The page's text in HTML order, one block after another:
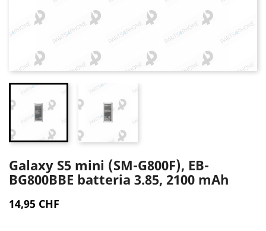
Galaxy S5 mini (SM-G800F), EB-
BG800BBE batteria 3.85, 2100 mAh
14,95 CHF